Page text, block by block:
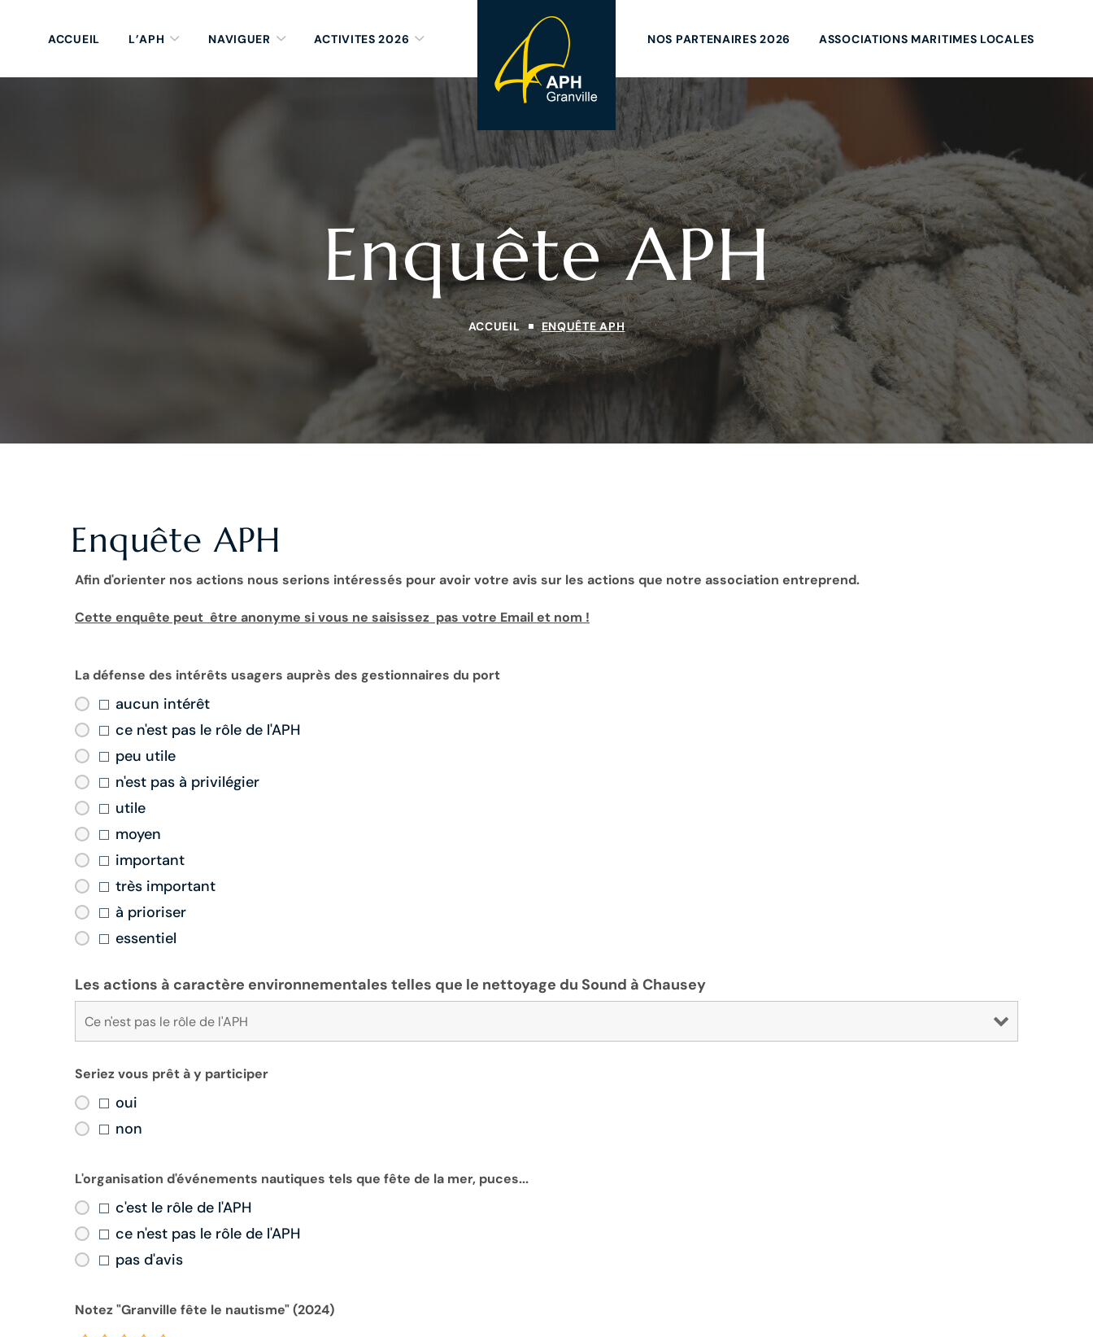
ACCUEIL L’APH NAVIGUER ACTIVITES 2026 NOS PARTENAIRES 2026 ASSOCIATIONS MARITIMES LOCALES
Enquête APH
ACCUEIL ENQUÊTE APH
Enquête APH
Afin d'orienter nos actions nous serions intéressés pour avoir votre avis sur les actions que notre association entreprend.
Cette enquête peut être anonyme si vous ne saisissez pas votre Email et nom !
La défense des intérêts usagers auprès des gestionnaires du port
aucun intérêt
ce n'est pas le rôle de l'APH
peu utile
n'est pas à privilégier
utile
moyen
important
très important
à prioriser
essentiel
Les actions à caractère environnementales telles que le nettoyage du Sound à Chausey
Seriez vous prêt à y participer
oui
non
L'organisation d'événements nautiques tels que fête de la mer, puces...
c'est le rôle de l'APH
ce n'est pas le rôle de l'APH
pas d'avis
Notez "Granville fête le nautisme" (2024)